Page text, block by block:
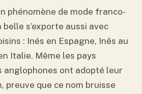
phénomène de mode franco-
s’exporte aussi avec
: Inés en Espagne, Inês au
Italie. Même les pays
anglophones ont adopté leur
preuve que ce nom bruisse